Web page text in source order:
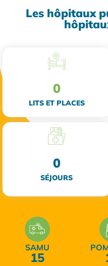
Les hôpitaux
LITS ET PLACES
0
SÉJOURS
0
SAMU
15